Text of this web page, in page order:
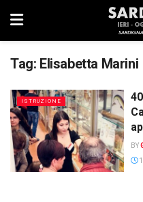
Tag: Elisabetta Marini
ISTRUZIONE
BY